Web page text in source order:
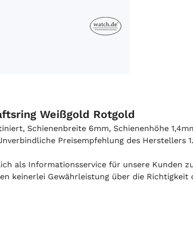
Weißgold Rotgold
Schienenbreite 6mm, Schienenhöhe
Preisempfehlung des Herstellers
als Informationsservice für unsere Kunden
keinerlei Gewährleistung über die Richtigkeit